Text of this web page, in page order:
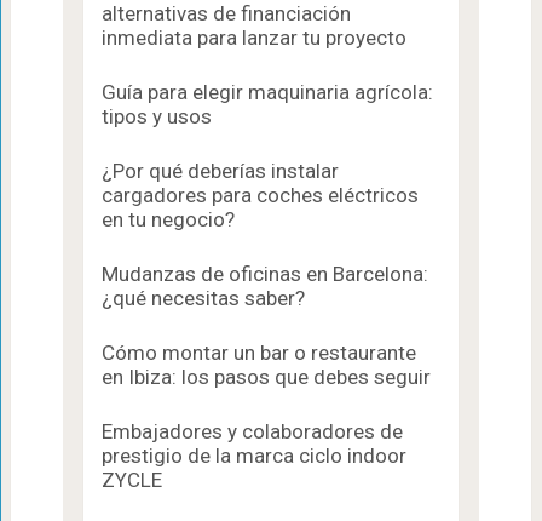
alternativas de financiación
inmediata para lanzar tu proyecto
Guía para elegir maquinaria agrícola:
tipos y usos
¿Por qué deberías instalar
cargadores para coches eléctricos
en tu negocio?
Mudanzas de oficinas en Barcelona:
¿qué necesitas saber?
Cómo montar un bar o restaurante
en Ibiza: los pasos que debes seguir
Embajadores y colaboradores de
prestigio de la marca ciclo indoor
ZYCLE